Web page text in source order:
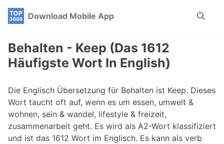
Skip
navigation
Skip
Skip
Download Mobile App
Toggle
Behalten - Keep (Das 1612
Häufigste Wort In English)
Die Englisch Übersetzung für Behalten ist Keep. Dieses
Wort taucht oft auf, wenn es um essen, umwelt &
wohnen, sein & wandel, lifestyle & freizeit,
zusammenarbeit geht. Es wird als A2-Wort klassifiziert
und ist das 1612 Wort im Englisch. Es kann als verb